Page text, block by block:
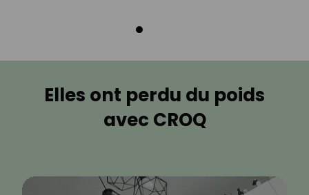
Elles ont perdu du poids
avec CROQ